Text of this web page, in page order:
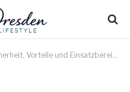
Vorteile und Einsatzbereiche